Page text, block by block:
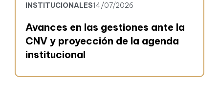
INSTITUCIONALES14/07/2026
Avances en las gestiones ante la
CNV y proyección de la agenda
institucional